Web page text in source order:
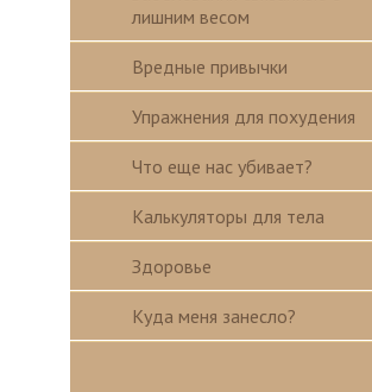
лишним весом
Вредные привычки
Упражнения для похудения
Что еще нас убивает?
Калькуляторы для тела
Здоровье
Куда меня занесло?